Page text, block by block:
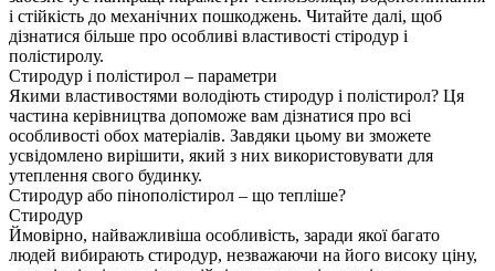
і стійкість до механічних пошкоджень. Читайте далі, щоб
дізнатися більше про особливі властивості стіродур і
полістиролу.
Стиродур і полістирол – параметри
Якими властивостями володіють стиродур і полістирол? Ця
частина керівництва допоможе вам дізнатися про всі
особливості обох матеріалів. Завдяки цьому ви зможете
усвідомлено вирішити, який з них використовувати для
утеплення свого будинку.
Стиродур або пінополістирол – що тепліше?
Стиродур
Ймовірно, найважливіша особливість, заради якої багато
людей вибирають стиродур, незважаючи на його високу ціну,